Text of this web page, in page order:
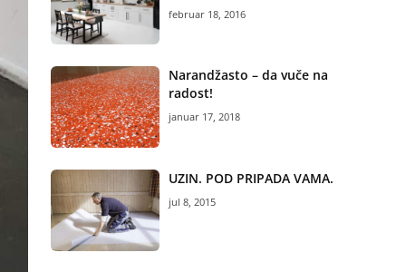
februar 18, 2016
Narandžasto – da vuče na
radost!
januar 17, 2018
UZIN. POD PRIPADA VAMA.
jul 8, 2015